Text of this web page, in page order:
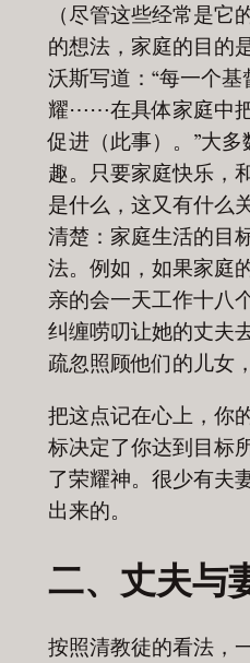
（尽管这些经常是
的想法，家庭的目的
沃斯写道：“每一个
耀⋯⋯在具体家庭中
促进（此事）。”大
趣。只要家庭快乐，
是什么，这又有什么
清楚：家庭生活的目
法。例如，如果家庭
亲的会一天工作十八
纠缠唠叨让她的丈夫
疏忽照顾他们的儿女
把这点记在心上，你
标决定了你达到目标
了荣耀神。很少有夫
出来的。
二、丈夫与
按照清教徒的看法，